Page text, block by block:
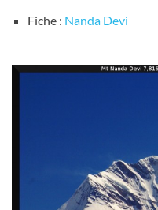
Fiche : Nanda Devi